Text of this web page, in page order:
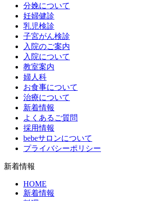
分娩について
妊婦健診
乳児検診
子宮がん検診
入院のご案内
入院について
教室案内
婦人科
お食事について
治療について
新着情報
よくあるご質問
採用情報
bebeサロンについて
プライバシーポリシー
新着情報
HOME
新着情報